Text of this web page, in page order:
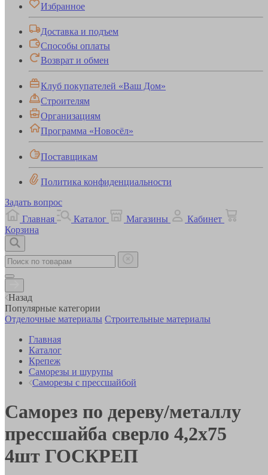
Избранное
Доставка и подъем
Способы оплаты
Возврат и обмен
Клуб покупателей «Ваш Дом»
Строителям
Организациям
Программа «Новосёл»
Поставщикам
Политика конфиденциальности
Задать вопрос
Главная
Каталог Магазины
Кабинет
Корзина
Назад
Популярные категории
Отделочные материалы Строительные материалы
Главная
Каталог
Крепеж
Саморезы и шурупы
Саморезы с прессшайбой
Саморез по дереву/металлу
прессшайба сверло 4,2х75
4шт ГОСКРЕП